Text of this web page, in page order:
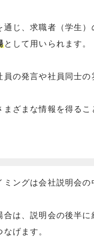
通じ、求職者（学生）
として用いられます。
の発言や社員同士
ざまな情報を得る
ングは会社説明会の
は、説明会の後半
げます。